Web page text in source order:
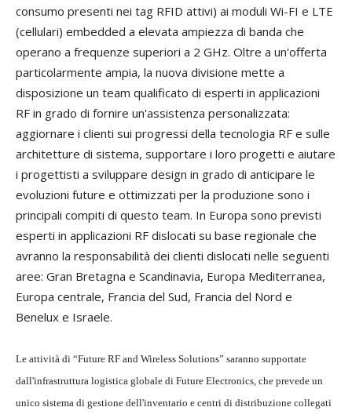
consumo presenti nei tag RFID attivi) ai moduli Wi-FI e LTE
(cellulari) embedded a elevata ampiezza di banda che
operano a frequenze superiori a 2 GHz. Oltre a un'offerta
particolarmente ampia, la nuova divisione mette a
disposizione un team qualificato di esperti in applicazioni
RF in grado di fornire un'assistenza personalizzata:
aggiornare i clienti sui progressi della tecnologia RF e sulle
architetture di sistema, supportare i loro progetti e aiutare
i progettisti a sviluppare design in grado di anticipare le
evoluzioni future e ottimizzati per la produzione sono i
principali compiti di questo team. In Europa sono previsti
esperti in applicazioni RF dislocati su base regionale che
avranno la responsabilità dei clienti dislocati nelle seguenti
aree: Gran Bretagna e Scandinavia, Europa Mediterranea,
Europa centrale, Francia del Sud, Francia del Nord e
Benelux e Israele.
Le attività di “Future RF and Wireless Solutions” saranno supportate
dall'infrastruttura logistica globale di Future Electronics, che prevede un
unico sistema di gestione dell'inventario e centri di distribuzione collegati